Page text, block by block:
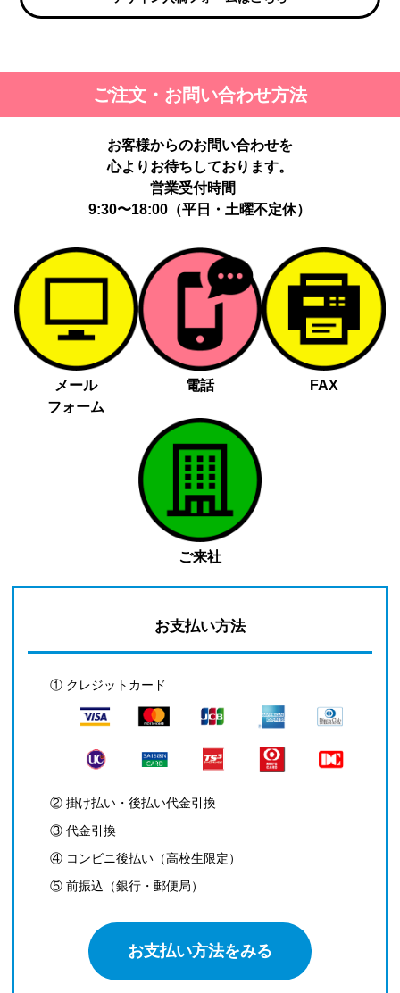
ご注文・お問い合わせ方法
お客様からのお問い合わせを
心よりお待ちしております。
営業受付時間
9:30〜18:00（平日・土曜不定休）
メール
フォーム
電話 FAX
ご来社
お支払い方法
① クレジットカード
② 掛け払い・後払い代金引換
③ 代金引換
④ コンビニ後払い（高校生限定）
⑤ 前振込（銀行・郵便局）
お支払い方法をみる